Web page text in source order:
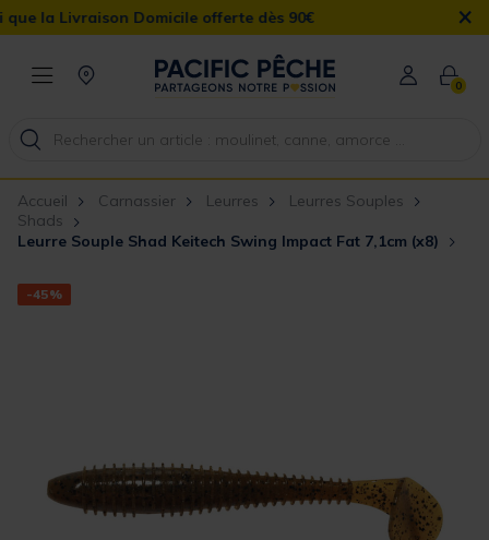
Livraison Domicile offerte dès 90€ ×
0
Accueil Carnassier Leurres
Leurres Souples
Shads
Leurre Souple Shad Keitech Swing Impact Fat 7,1cm (x8)
-45%